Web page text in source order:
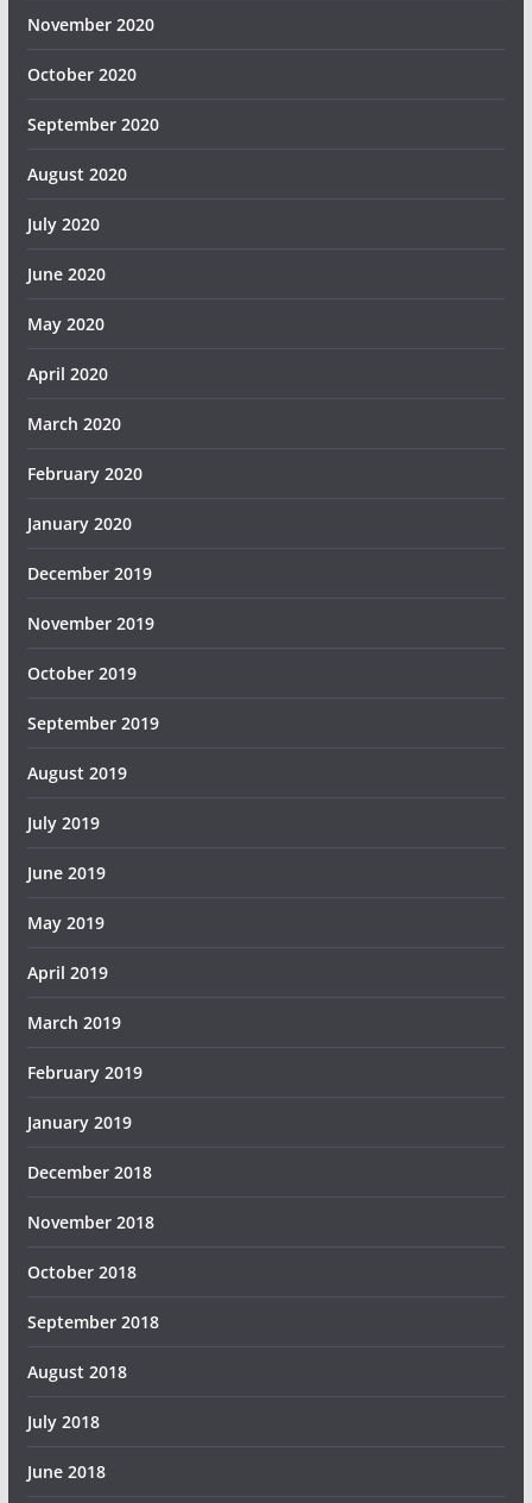
November 2020
October 2020
September 2020
August 2020
July 2020
June 2020
May 2020
April 2020
March 2020
February 2020
January 2020
December 2019
November 2019
October 2019
September 2019
August 2019
July 2019
June 2019
May 2019
April 2019
March 2019
February 2019
January 2019
December 2018
November 2018
October 2018
September 2018
August 2018
July 2018
June 2018